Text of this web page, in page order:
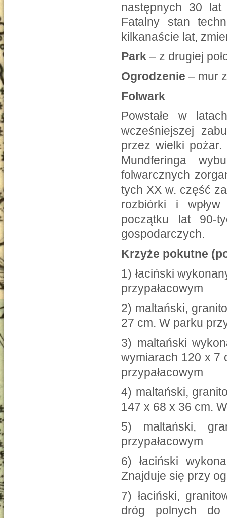
następnych 30 lat
Fatalny stan
kilkanaście lat,
Park – z drugiej
Ogrodzenie – mur
Folwark
Powstałe w
wcześniejszej
przez wielki
Mundferinga
folwarcznych
tych XX w. część
rozbiórki i wpływ
początku lat 90-
gospodarczych.
Krzyże pokutne
1) łaciński
przypałacowym
2) maltański,
27 cm. W parku
3) maltański
wymiarach 120 x 7
przypałacowym
4) maltański,
147 x 68 x 36 cm.
5) maltański,
przypałacowym
6) łaciński
Znajduje się przy
7) łaciński,
dróg polnych do